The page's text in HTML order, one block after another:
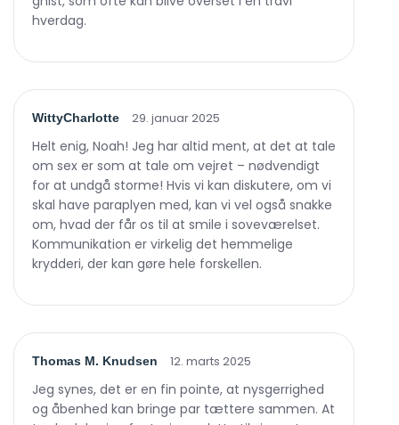
hverdag.
WittyCharlotte 29. januar 2025
Helt enig, Noah! Jeg har altid ment, at det at tale
om sex er som at tale om vejret – nødvendigt
for at undgå storme! Hvis vi kan diskutere, om vi
skal have paraplyen med, kan vi vel også snakke
om, hvad der får os til at smile i soveværelset.
Kommunikation er virkelig det hemmelige
krydderi, der kan gøre hele forskellen.
Thomas M. Knudsen 12. marts 2025
Jeg synes, det er en fin pointe, at nysgerrighed
og åbenhed kan bringe par tættere sammen. At